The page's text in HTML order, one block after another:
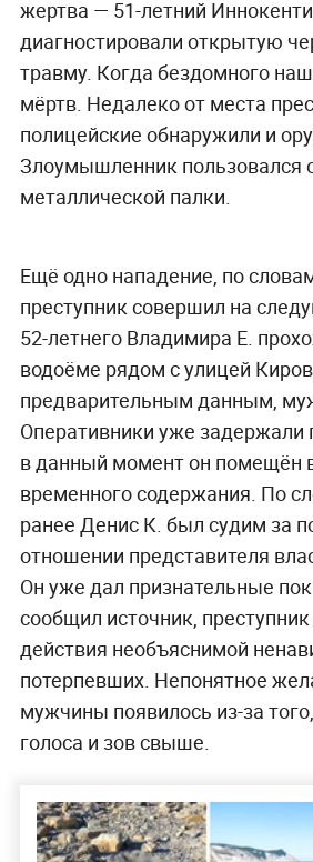
жертва — 51-летний
диагностировали открытую
травму. Когда бездомного
мёртв. Недалеко от места
полицейские обнаружили и
Злоумышленник пользовался
металлической палки.
Ещё одно нападение, по
преступник совершил на
52-летнего Владимира Е.
водоёме рядом с улицей
предварительным данным,
Оперативники уже задержали
в данный момент он помещён
временного содержания. По
ранее Денис К. был судим за
отношении представителя
Он уже дал признательные
сообщил источник,
действия необъяснимой
потерпевших. Непонятное
мужчины появилось из-за
голоса и зов свыше.